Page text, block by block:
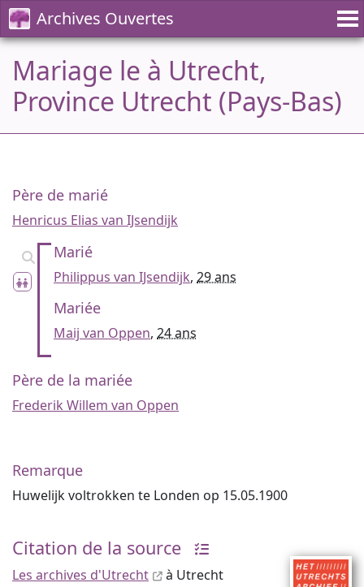
Archives Ouvertes
Mariage le à Utrecht,
Province Utrecht (Pays-Bas)
Père de marié
Henricus Elias van IJsendijk
Marié
Philippus van IJsendijk, 29 ans
Mariée
Maij van Oppen, 24 ans
Père de la mariée
Frederik Willem van Oppen
Remarque
Huwelijk voltrokken te Londen op 15.05.1900
Citation de la source
Les archives d'Utrecht
à Utrecht